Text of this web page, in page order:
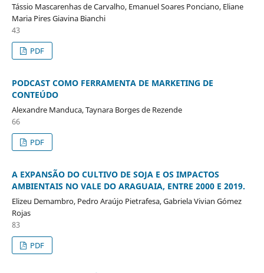
Tássio Mascarenhas de Carvalho, Emanuel Soares Ponciano, Eliane
Maria Pires Giavina Bianchi
43
PDF
PODCAST COMO FERRAMENTA DE MARKETING DE
CONTEÚDO
Alexandre Manduca, Taynara Borges de Rezende
66
PDF
A EXPANSÃO DO CULTIVO DE SOJA E OS IMPACTOS
AMBIENTAIS NO VALE DO ARAGUAIA, ENTRE 2000 E 2019.
Elizeu Demambro, Pedro Araújo Pietrafesa, Gabriela Vivian Gómez
Rojas
83
PDF